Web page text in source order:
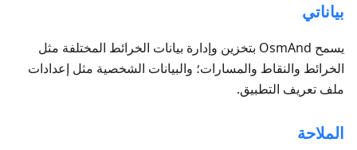
بياناتي
يسمح OsmAnd بتخزين وإدارة بيانات الخرائط المختلفة مثل
الخرائط والنقاط والمسارات؛ والبيانات الشخصية مثل إعدادات
ملف تعريف التطبيق.
الملاحة